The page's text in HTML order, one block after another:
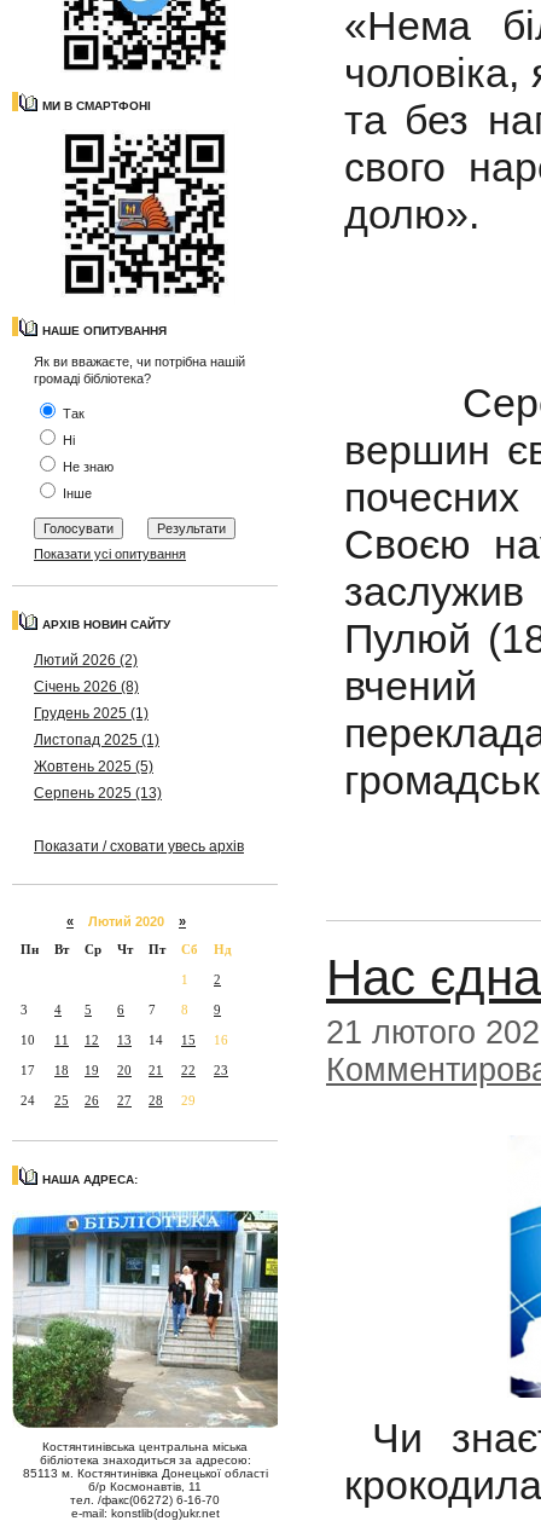
МИ В СМАРТФОНІ
НАШЕ ОПИТУВАННЯ
Як ви вважаєте, чи потрібна нашій
громаді бібліотека?
Так
Ні
Не знаю
Інше
Показати усі опитування
АРХІВ НОВИН САЙТУ
Лютий 2026 (2)
Січень 2026 (8)
Грудень 2025 (1)
Листопад 2025 (1)
Жовтень 2025 (5)
Серпень 2025 (13)
Показати / сховати увесь архів
« Лютий 2020 »
Пн
Вт Ср Чт Пт Сб Нд
1 2
3 4 5 6 7 8 9
10 11 12 13 14 15 16
17 18 19 20 21 22 23
24 25 26 27 28 29
НАША АДРЕСА:
Костянтинівська центральна міська
бібліотека знаходиться за адресою:
85113 м. Костянтинівка Донецької області
б/р Космонавтів, 11
тел. /факс(06272) 6-16-70
e-mail: konstlib(dog)ukr.net
«Нема
чоловіка,
та без
свого
долю».
Серед
вершин
Своєю
Пулюй
вчений
Нас
21 лютого
Чи